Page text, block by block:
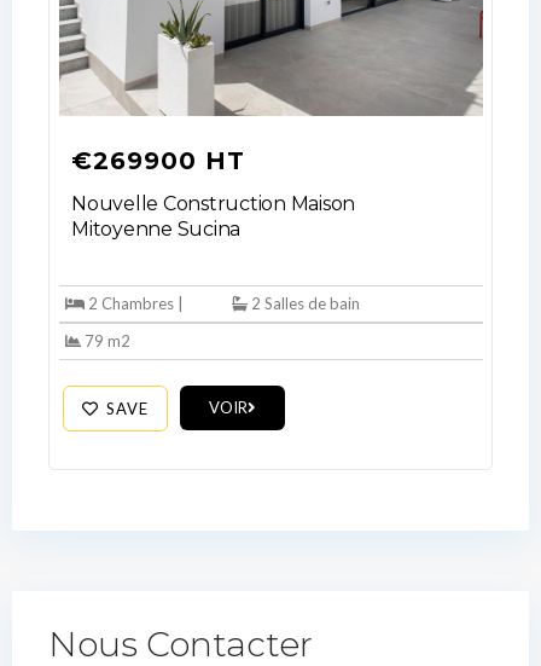
€269900 HT
Nouvelle Construction Maison
Mitoyenne Sucina
2 Chambres |
2 Salles de bain
79 m2
SAVE VOIR
Nous Contacter
Password
No apps configured. Please contact